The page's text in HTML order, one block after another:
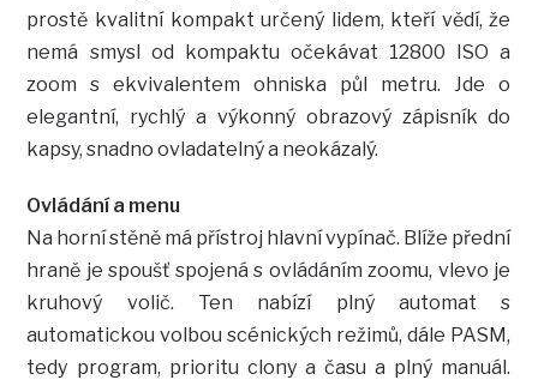
prostě kvalitní kompakt určený lidem, kteří vědí, že
nemá smysl od kompaktu očekávat 12800 ISO a
zoom s ekvivalentem ohniska půl metru. Jde o
elegantní, rychlý a výkonný obrazový zápisník do
kapsy, snadno ovladatelný a neokázalý.
Ovládání a menu
Na horní stěně má přístroj hlavní vypínač. Blíže přední
hraně je spoušť spojená s ovládáním zoomu, vlevo je
kruhový volič. Ten nabízí plný automat s
automatickou volbou scénických režimů, dále PASM,
tedy program, prioritu clony a času a plný manuál.